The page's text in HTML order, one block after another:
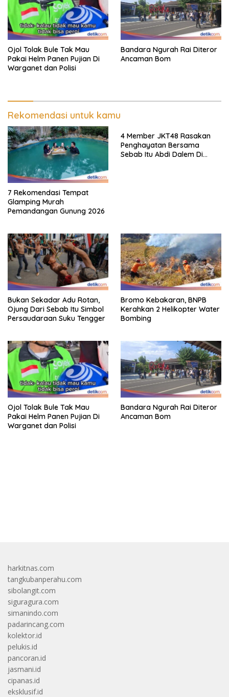
Ojol Tolak Bule Tak Mau
Pakai Helm Panen Pujian Di
Warganet dan Polisi
Bandara Ngurah Rai Diteror
Ancaman Bom
Rekomendasi untuk kamu
7 Rekomendasi Tempat
Glamping Murah
Pemandangan Gunung 2026
4 Member JKT48 Rasakan
Penghayatan Bersama
Sebab Itu Abdi Dalem Di
Bukan Sekadar Adu Rotan,
Ojung Dari Sebab Itu Simbol
Persaudaraan Suku Tengger
Bromo Kebakaran, BNPB
Kerahkan 2 Helikopter Water
Bombing
Ojol Tolak Bule Tak Mau
Pakai Helm Panen Pujian Di
Warganet dan Polisi
Bandara Ngurah Rai Diteror
Ancaman Bom
harkitnas.com
tangkubanperahu.com
sibolangit.com
siguragura.com
simanindo.com
padarincang.com
kolektor.id
pelukis.id
pancoran.id
jasmani.id
cipanas.id
eksklusif.id